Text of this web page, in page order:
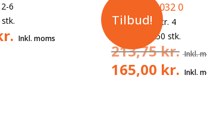
6
Tilbud!
Str. 4
250 stk.
213,75kr.
165,00 kr.